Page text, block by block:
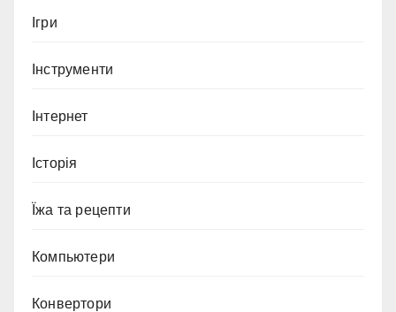
Ігри
Інструменти
Інтернет
Історія
Їжа та рецепти
Компьютери
Конвертори